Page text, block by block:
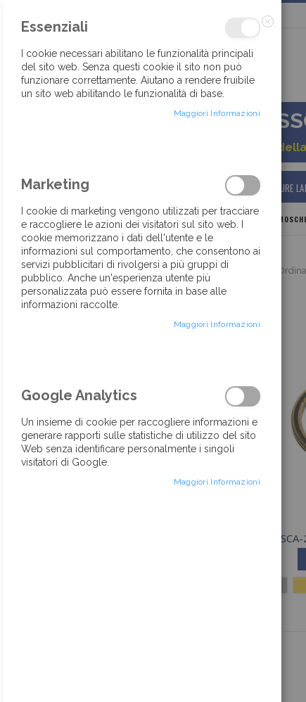
al
30 ANNI DI TRADIZIONE ED ESPERIENZA
Gentile cliente, a causa
HOME ACCESSORI CHIUSURE
HOME ACCESSORI COMPONENTI MODA
PREZZO A CONFEZIONE
FAMIGLIA COLORE
REGISTRATI
REGISTRATI
Essenziali
I cookie necessari abilitano le funzionalità principali
del sito web. Senza questi cookie il sito non può
funzionare correttamente. Aiutano a rendere fruibile
un sito web abilitando le funzionalità di base.
Maggiori Informazioni
Marketing
I cookie di marketing vengono utilizzati per tracciare
e raccogliere le azioni dei visitatori sul sito web. I
cookie memorizzano i dati dell'utente e le
informazioni sul comportamento, che consentono ai
servizi pubblicitari di rivolgersi a più gruppi di
pubblico. Anche un'esperienza utente più
personalizzata può essere fornita in base alle
informazioni raccolte.
Maggiori Informazioni
Google Analytics
Un insieme di cookie per raccogliere informazioni e
generare rapporti sulle statistiche di utilizzo del sito
Web senza identificare personalmente i singoli
visitatori di Google.
Maggiori Informazioni